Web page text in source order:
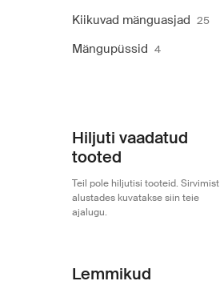
Kiikuvad mänguasjad 25
Mängupüssid 4
Hiljuti vaadatud
tooted
Teil pole hiljutisi tooteid. Sirvimist
alustades kuvatakse siin teie
ajalugu.
Lemmikud